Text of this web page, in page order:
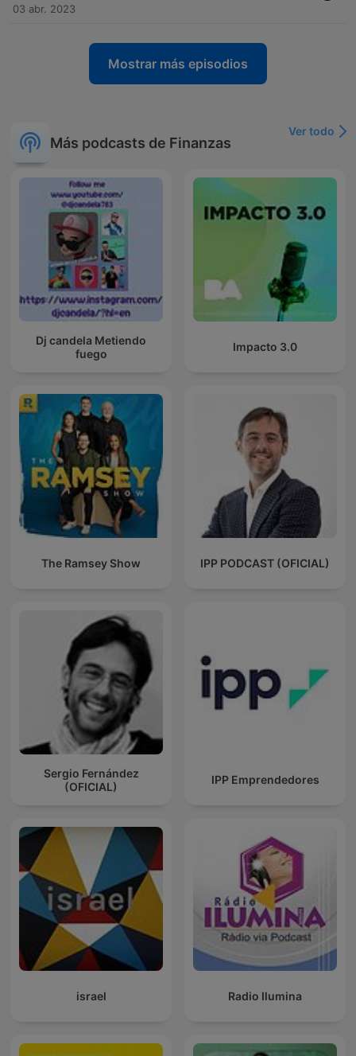
03 abr. 2023
Mostrar más episodios
Más podcasts de Finanzas
Ver todo
Dj candela Metiendo
fuego
Impacto 3.0
The Ramsey Show IPP PODCAST (OFICIAL)
Sergio Fernández
(OFICIAL)
IPP Emprendedores
israel Radio Ilumina